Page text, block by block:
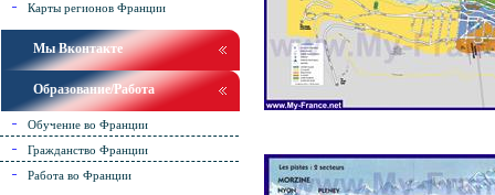
Карты регионов Франции
Мы Вконтакте
Образование/Работа
Обучение во Франции
Гражданство Франции
Работа во Франции